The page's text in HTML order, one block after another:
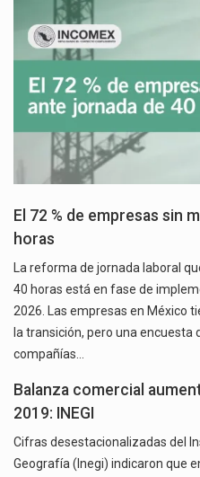
El 72 % de empresas sin
horas
La reforma de jornada laboral
40 horas está en fase de
2026. Las empresas en México
la transición, pero una encuesta
compañías…
Balanza comercial
2019: INEGI
Cifras desestacionalizadas del
Geografía (Inegi) indicaron que